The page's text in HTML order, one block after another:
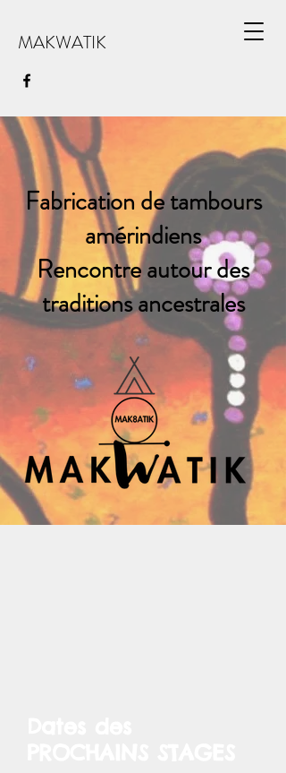
MAKWATIK
Fabrication de tambours
amérindiens
Rencontre autour des
traditions ancestrales